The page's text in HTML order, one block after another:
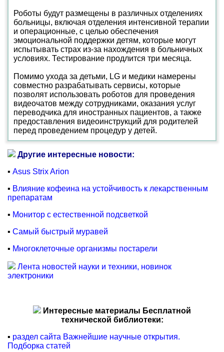
Роботы будут размещены в различных отделениях
больницы, включая отделения интенсивной терапии
и операционные, с целью обеспечения
эмоциональной поддержки детям, которые могут
испытывать страх из-за нахождения в больничных
условиях. Тестирование продлится три месяца.
Помимо ухода за детьми, LG и медики намерены
совместно разрабатывать сервисы, которые
позволят использовать роботов для проведения
видеочатов между сотрудниками, оказания услуг
переводчика для иностранных пациентов, а также
предоставления видеоинструкций для родителей
перед проведением процедур у детей.
Другие интересные новости:
▪ Asus Strix Arion
▪ Влияние кофеина на устойчивость к лекарственным
препаратам
▪ Монитор с естественной подсветкой
▪ Самый быстрый муравей
▪ Многоклеточные организмы постарели
Лента новостей науки и техники, новинок
электроники
Интересные материалы Бесплатной
технической библиотеки:
▪ раздел сайта Важнейшие научные открытия.
Подборка статей